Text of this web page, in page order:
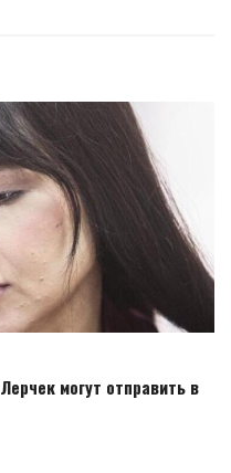
могут отправить в